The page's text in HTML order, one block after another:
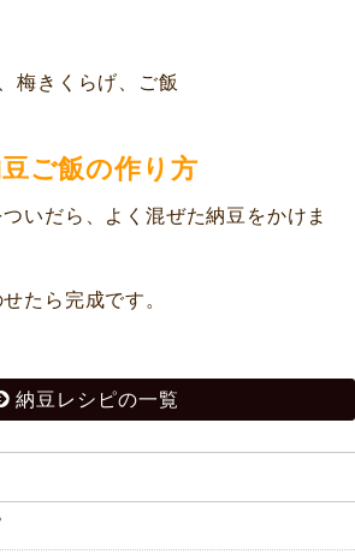
梅きくらげ、ご飯
ご飯の作り方
いだら、よく混ぜた納豆をかけま
たら完成です。
納豆レシピの一覧